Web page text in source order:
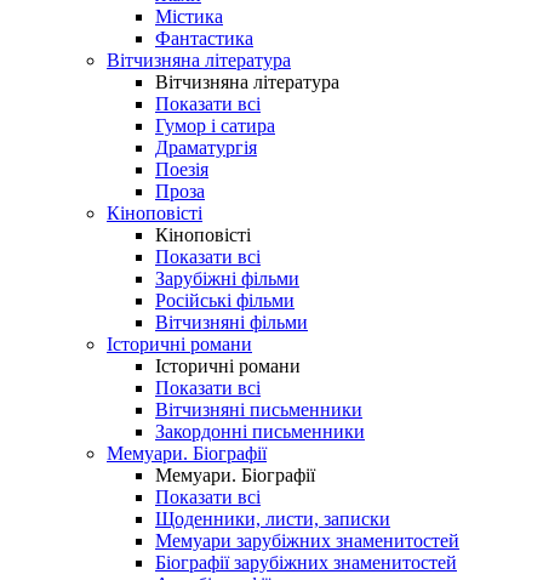
Містика
Фантастика
Вітчизняна література
Вітчизняна література
Показати всі
Гумор і сатира
Драматургія
Поезія
Проза
Кіноповісті
Кіноповісті
Показати всі
Зарубіжні фільми
Російські фільми
Вітчизняні фільми
Історичні романи
Історичні романи
Показати всі
Вітчизняні письменники
Закордонні письменники
Мемуари. Біографії
Мемуари. Біографії
Показати всі
Щоденники, листи, записки
Мемуари зарубіжних знаменитостей
Біографії зарубіжних знаменитостей